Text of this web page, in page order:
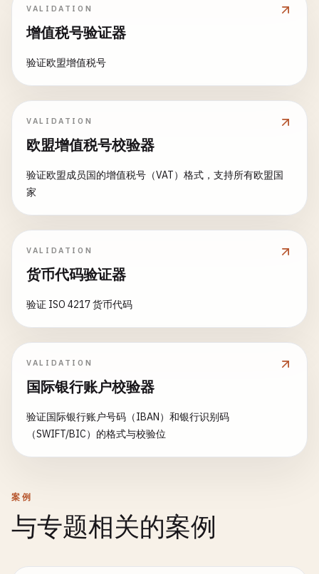
VALIDATION
增值税号验证器
验证欧盟增值税号
VALIDATION
欧盟增值税号校验器
验证欧盟成员国的增值税号（VAT）格式，支持所有欧盟国
家
VALIDATION
货币代码验证器
验证 ISO 4217 货币代码
VALIDATION
国际银行账户校验器
验证国际银行账户号码（IBAN）和银行识别码
（SWIFT/BIC）的格式与校验位
案例
与专题相关的案例